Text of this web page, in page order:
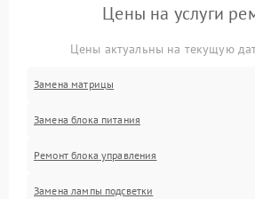
Цены на услуги
Цены актуальны на текущую
Замена матрицы
Замена блока питания
Ремонт блока управления
Замена лампы подсветки